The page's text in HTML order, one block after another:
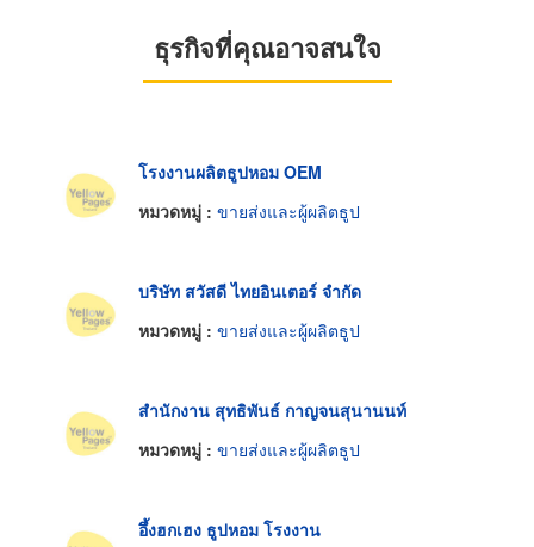
ธุรกิจที่คุณอาจสนใจ
โรงงานผลิตธูปหอม OEM
หมวดหมู่ : ขายส่งและผู้ผลิตธูป
บริษัท สวัสดี ไทยอินเตอร์ จำกัด
หมวดหมู่ : ขายส่งและผู้ผลิตธูป
สำนักงาน สุทธิพันธ์ กาญจนสุนานนท์
หมวดหมู่ : ขายส่งและผู้ผลิตธูป
อึ้งฮกเฮง ธูปหอม โรงงาน